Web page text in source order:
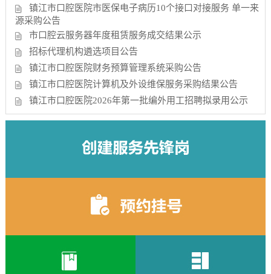
镇江市口腔医院市医保电子病历10个接口对接服务 单一来
源采购公告
市口腔云服务器年度租赁服务成交结果公示
招标代理机构遴选项目公告
镇江市口腔医院财务预算管理系统采购公告
镇江市口腔医院计算机及外设维保服务采购结果公告
镇江市口腔医院2026年第一批编外用工招聘拟录用公示